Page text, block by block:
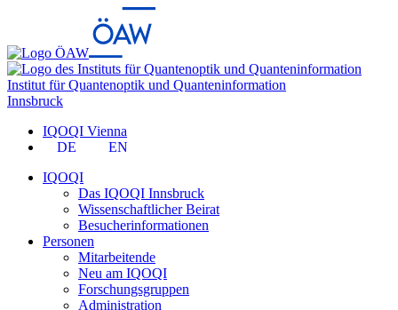
Institut für Quantenoptik und Quanteninformation
Innsbruck
IQOQI Vienna
DE
EN
IQOQI
Das IQOQI Innsbruck
Wissenschaftlicher Beirat
Besucherinformationen
Personen
Mitarbeitende
Neu am IQOQI
Forschungsgruppen
Administration